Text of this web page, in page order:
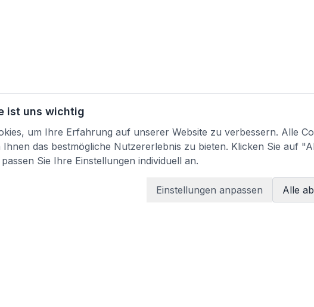
ist uns wichtig
um Ihre Erfahrung auf unserer Website zu verbessern. Alle
das bestmögliche Nutzererlebnis zu bieten. Klicken Sie auf
Sie Ihre Einstellungen individuell an.
Einstellungen anpassen Alle